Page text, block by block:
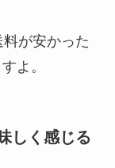
が安かった
よ。
しく感じる